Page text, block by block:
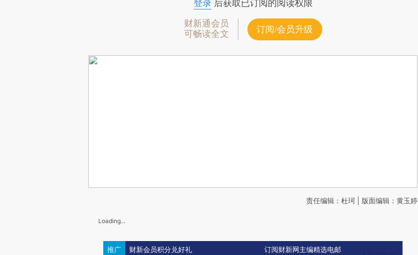
登录后获取已订阅的阅读权限
财新通会员
可畅读全文
订阅/会员升级
责任编辑：杜珂 | 版面编辑：黄玉婷
Loading...
推广 财新会员积分兑好礼 订阅财新网主编精选电邮